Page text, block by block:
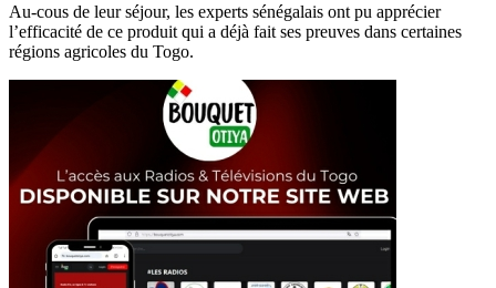
Au-cous de leur séjour, les experts sénégalais ont pu apprécier
l’efficacité de ce produit qui a déjà fait ses preuves dans certaines
régions agricoles du Togo.